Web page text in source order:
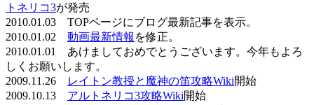
トネリコ3が発売
2010.01.03 TOPページにブログ最新記事を表示。
2010.01.02 動画最新情報 を修正。
2010.01.01 あけましておめでとうございます。今年もよろ
しくお願いします。
2009.11.26
レイトン教授と魔神の笛攻略Wiki開始
2009.10.13 アルトネリコ3攻略Wiki開始